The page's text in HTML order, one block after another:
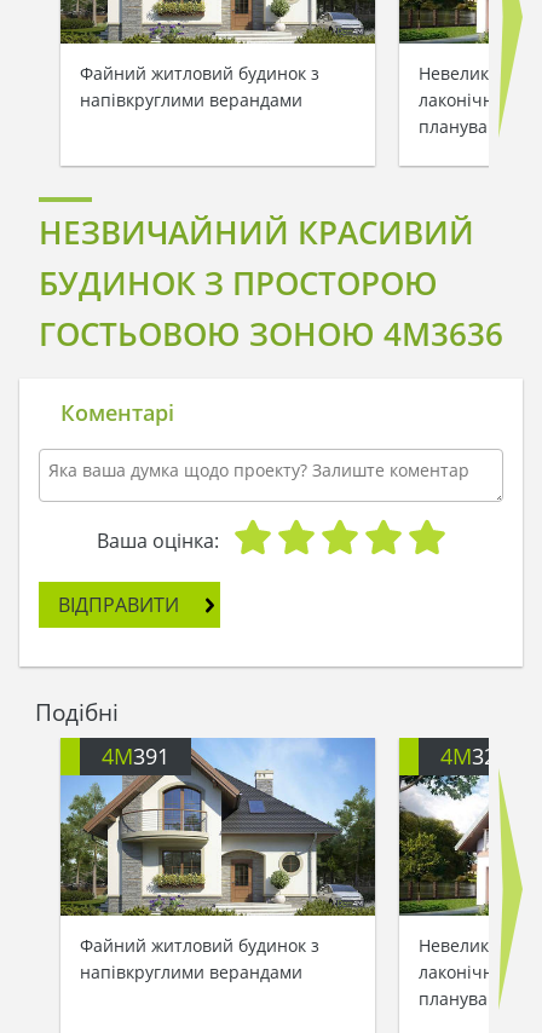
Файний житловий будинок з
напівкруглими верандами
Невеликий
лаконічним
плануванням
НЕЗВИЧАЙНИЙ КРАСИВИЙ
БУДИНОК З ПРОСТОРОЮ
ГОСТЬОВОЮ ЗОНОЮ 4M3636
Коментарі
Ваша оцінка:
ВІДПРАВИТИ
Подібні
4M391
Файний житловий будинок з
напівкруглими верандами
4M3200
Невеликий
лаконічним
плануванням